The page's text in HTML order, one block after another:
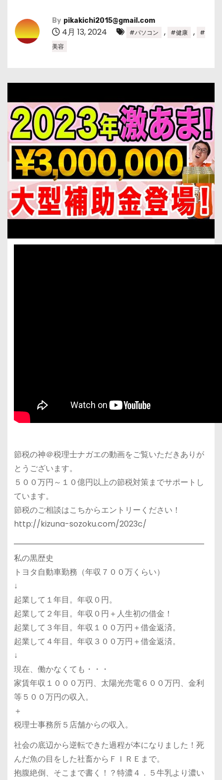
By pikakichi2015@gmail.com
4月 13, 2024 #パソコン , #健康 ,
#
美容
節税の神＠税理士ナガエの動画をご覧いただきありが
とうございます。
５００万円～１０億円以上の節税対策までサポートし
ています。
節税のご相談はこちからエントリーください！
http://kizuna-sozoku.com/2023c/
━━━━━━━━━━━━━━━━━━━━━━━━
私の黒歴史
トヨタ自動車勤務（年収７００万くらい）
↓
起業して１年目。年収０円。
起業して２年目。年収０円＋人生初の借金！
起業して３年目。年収１００万円＋借金返済。
起業して４年目。年収３００万円＋借金返済。
↓
現在、働かなくても・・・
家賃年収１０００万円、太陽光売電６００万円、金利
等５００万円の収入。
＋
税理士事務所５店舗からの収入。
社会の底辺から逆転できた過程が本になりました！死
んだ魚の目をした社畜からＦＩＲＥまで。
抱腹絶倒、そこまで書く！？特濃４．５牛乳より濃い